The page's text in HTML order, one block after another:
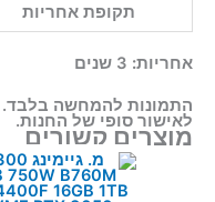
תקופת אחריות
אחריות:
התמונות להמחשה בלבד.
לאישור סופי של החנות.
מוצרים קשורים